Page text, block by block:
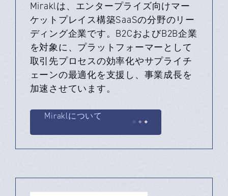
Miraklは、エンタープライズ向けマー
ケットプレイス構築SaaSの分野のリー
ディング企業です。B2CおよびB2B企業
を対象に、プラットフォーマーとして
取引先プロセスの効率化やサプライチ
ェーンの最適化を支援し、事業成長を
加速させています。
Miraklについて